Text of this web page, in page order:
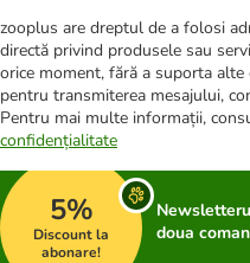
zooplus are dreptul de a folosi
directă privind produsele sau
orice moment, fără a suporta
pentru transmiterea mesajului,
Pentru mai multe informații,
confidențialitate
5%
Discount la
abonare!
doua